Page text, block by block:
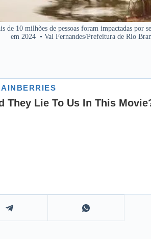
de 10 milhões de pessoas foram impactadas por
em 2024 • Val Fernandes/Prefeitura de Rio